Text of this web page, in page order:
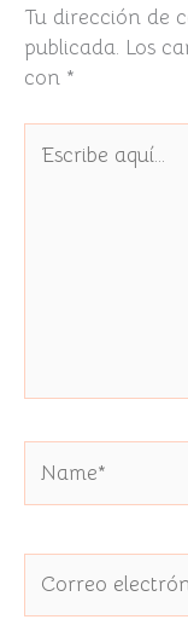
Tu dirección de
publicada. Los
con *
aquí...
electrónico*